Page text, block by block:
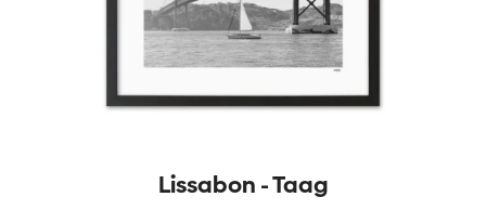
Lissabon - Taag